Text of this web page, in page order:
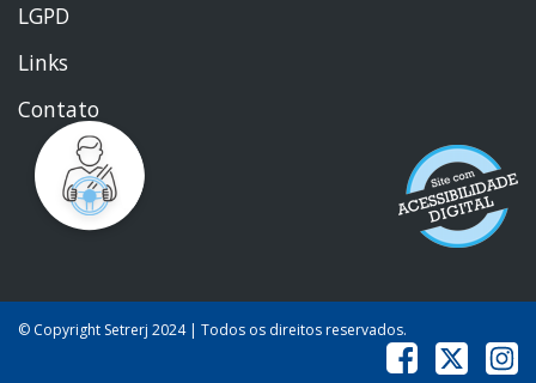
LGPD
Links
Contato
© Copyright Setrerj 2024 | Todos os direitos reservados.